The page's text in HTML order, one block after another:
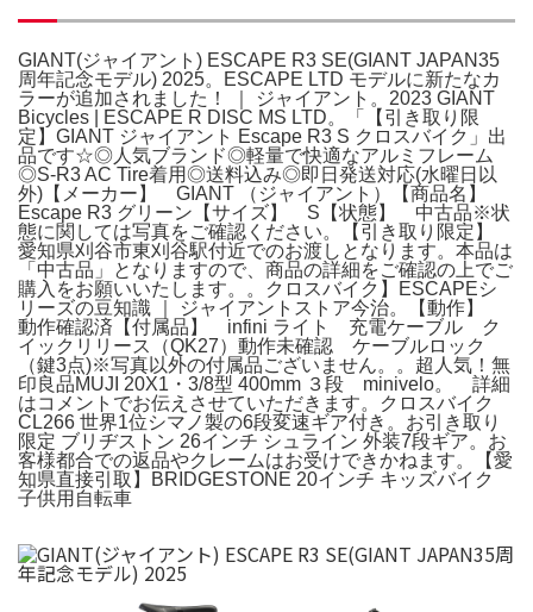
GIANT(ジャイアント) ESCAPE R3 SE(GIANT JAPAN35
周年記念モデル) 2025。ESCAPE LTD モデルに新たなカ
ラーが追加されました！ ｜ ジャイアント。2023 GIANT
Bicycles | ESCAPE R DISC MS LTD。「【引き取り限
定】GIANT ジャイアント Escape R3 S クロスバイク」出
品です☆◎人気ブランド◎軽量で快適なアルミフレーム
◎S-R3 AC Tire着用◎送料込み◎即日発送対応(水曜日以
外)【メーカー】 GIANT （ジャイアント）【商品名】
Escape R3 グリーン【サイズ】 S【状態】 中古品※状
態に関しては写真をご確認ください。【引き取り限定】
愛知県刈谷市東刈谷駅付近でのお渡しとなります。本品は
「中古品」となりますので、商品の詳細をご確認の上でご
購入をお願いいたします。。クロスバイク】ESCAPEシ
リーズの豆知識 ｜ ジャイアントストア今治。【動作】
動作確認済【付属品】 infini ライト 充電ケーブル ク
イックリリース（QK27）動作未確認 ケーブルロック
（鍵3点)※写真以外の付属品ございません。。超人気！無
印良品MUJI 20X1・3/8型 400mm ３段 minivelo。 詳細
はコメントでお伝えさせていただきます。クロスバイク
CL266 世界1位シマノ製の6段変速ギア付き。お引き取り
限定 ブリヂストン 26インチ シュライン 外装7段ギア。お
客様都合での返品やクレームはお受けできかねます。【愛
知県直接引取】BRIDGESTONE 20インチ キッズバイク
子供用自転車